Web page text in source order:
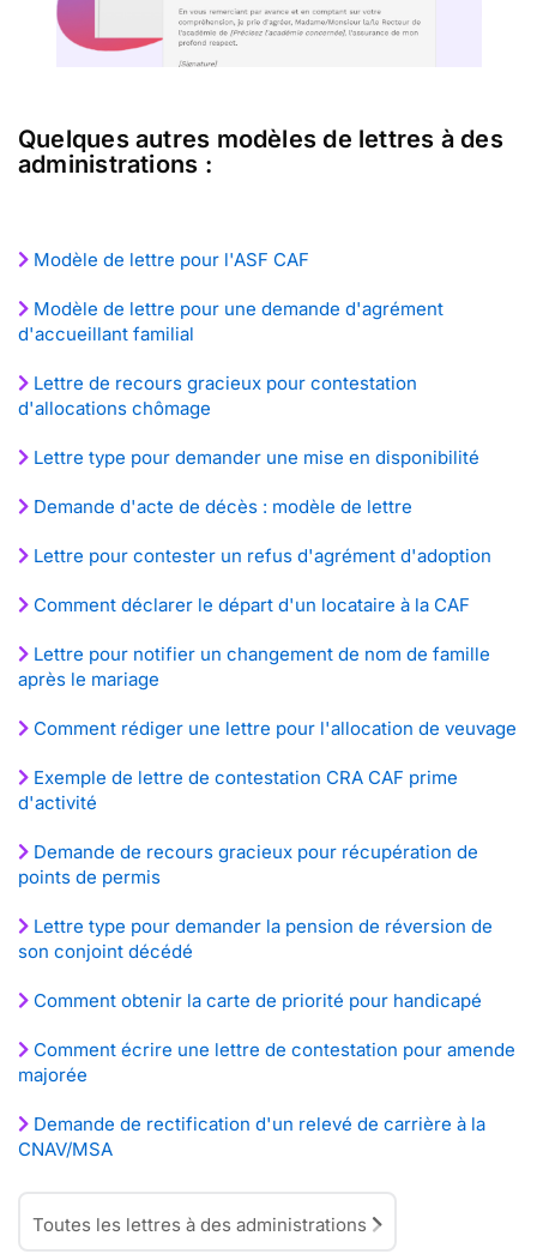
Quelques autres modèles de lettres à des
administrations :
Modèle de lettre pour l'ASF CAF
Modèle de lettre pour une demande d'agrément
d'accueillant familial
Lettre de recours gracieux pour contestation
d'allocations chômage
Lettre type pour demander une mise en disponibilité
Demande d'acte de décès : modèle de lettre
Lettre pour contester un refus d'agrément d'adoption
Comment déclarer le départ d'un locataire à la CAF
Lettre pour notifier un changement de nom de famille
après le mariage
Comment rédiger une lettre pour l'allocation de veuvage
Exemple de lettre de contestation CRA CAF prime
d'activité
Demande de recours gracieux pour récupération de
points de permis
Lettre type pour demander la pension de réversion de
son conjoint décédé
Comment obtenir la carte de priorité pour handicapé
Comment écrire une lettre de contestation pour amende
majorée
Demande de rectification d'un relevé de carrière à la
CNAV/MSA
Toutes les lettres à des administrations